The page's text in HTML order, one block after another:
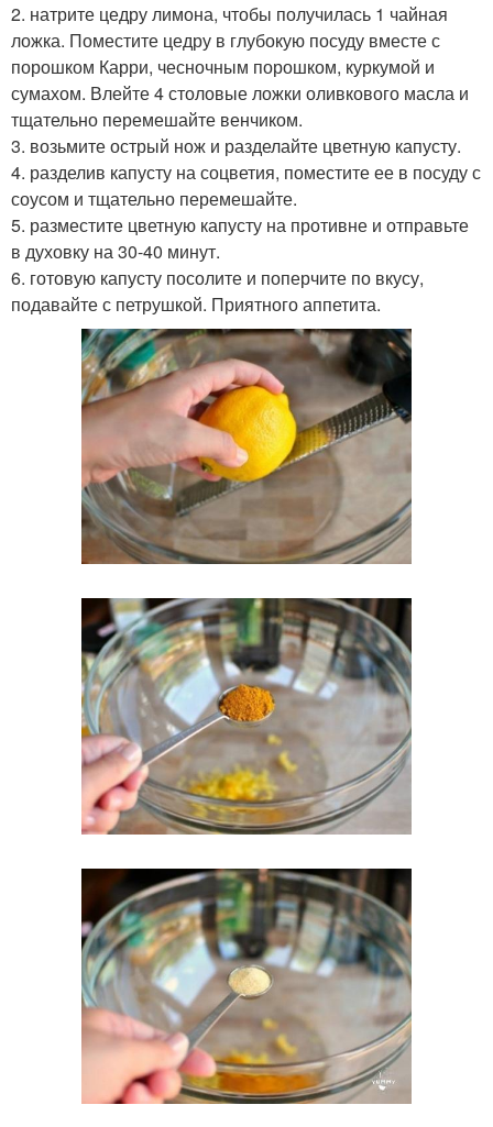
2. натрите цедру лимона, чтобы получилась 1 чайная
ложка. Поместите цедру в глубокую посуду вместе с
порошком Карри, чесночным порошком, куркумой и
сумахом. Влейте 4 столовые ложки оливкового масла и
тщательно перемешайте венчиком.
3. возьмите острый нож и разделайте цветную капусту.
4. разделив капусту на соцветия, поместите ее в посуду с
соусом и тщательно перемешайте.
5. разместите цветную капусту на противне и отправьте
в духовку на 30-40 минут.
6. готовую капусту посолите и поперчите по вкусу,
подавайте с петрушкой. Приятного аппетита.